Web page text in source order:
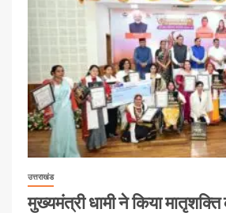
उत्तराखंड
मुख्यमंत्री धामी ने किया मातृशक्ति